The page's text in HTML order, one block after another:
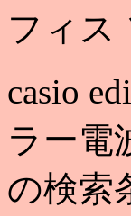
フィス
casio
ラー電
の検索